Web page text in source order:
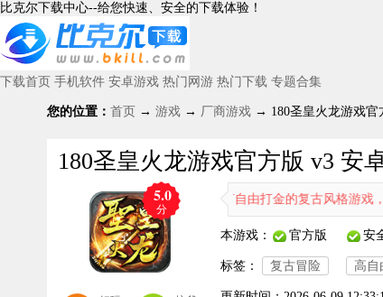
比克尔下载中心--给您快速、安全的下载体验！
下载首页 手机软件 安卓游戏 热门网游 热门下载 专题合集
您的位置： 首页 → 游戏 → 厂商游戏 → 180圣皇火龙游戏官
180圣皇火龙游戏官方版 v3 安
5.0
分
180圣皇火龙是一款主打自由打金的复古风格游戏，战斗场
本游戏： 官方版 安
标签： 复古冒险 高自